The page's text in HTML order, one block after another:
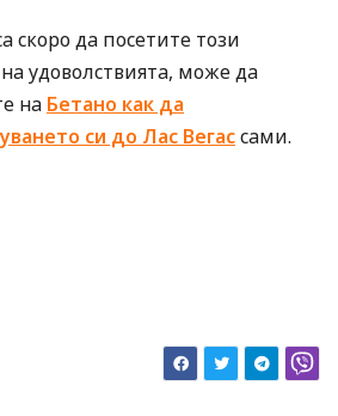
скоро да посетите този
удоволствията, може да
на Бетано как да
си до Лас Вегассами.